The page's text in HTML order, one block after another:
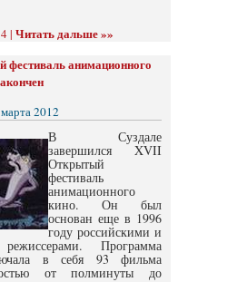
| Читать дальше »»
анимационного
2012
В Суздале
завершился XVII
Открытый
фестиваль
анимационного
кино. Он был
основан еще в 1996
году российскими и
режиссерами. Программа
в себя 93 фильма
от полминуты до